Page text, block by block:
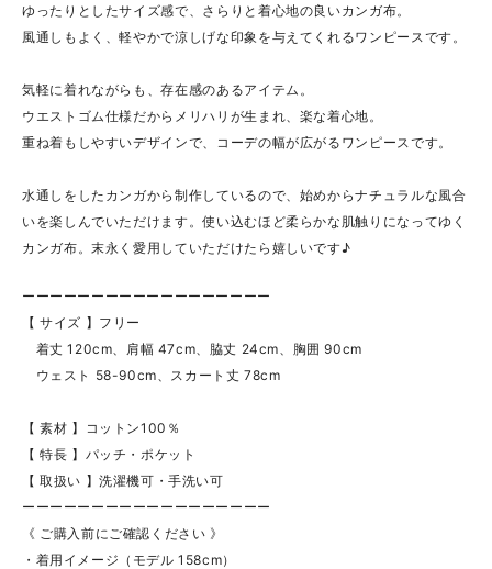
ゆったりとしたサイズ感で、さらりと着心地の良いカンガ布。
風通しもよく、軽やかで涼しげな印象を与えてくれるワンピースです。
気軽に着れながらも、存在感のあるアイテム。
ウエストゴム仕様だからメリハリが生まれ、楽な着心地。
重ね着もしやすいデザインで、コーデの幅が広がるワンピースです。
水通しをしたカンガから制作しているので、始めからナチュラルな風合
いを楽しんでいただけます。使い込むほど柔らかな肌触りになってゆく
カンガ布。末永く愛用していただけたら嬉しいです♪
ーーーーーーーーーーーーーーーーーー
【 サイズ 】フリー
着丈 120cm、肩幅 47cm、脇丈 24cm、胸囲 90cm
ウェスト 58-90cm、スカート丈 78cm
【 素材 】コットン100％
【 特長 】パッチ・ポケット
【 取扱い 】洗濯機可・手洗い可
ーーーーーーーーーーーーーーーーーー
《 ご購入前にご確認ください 》
・着用イメージ（モデル 158cm）